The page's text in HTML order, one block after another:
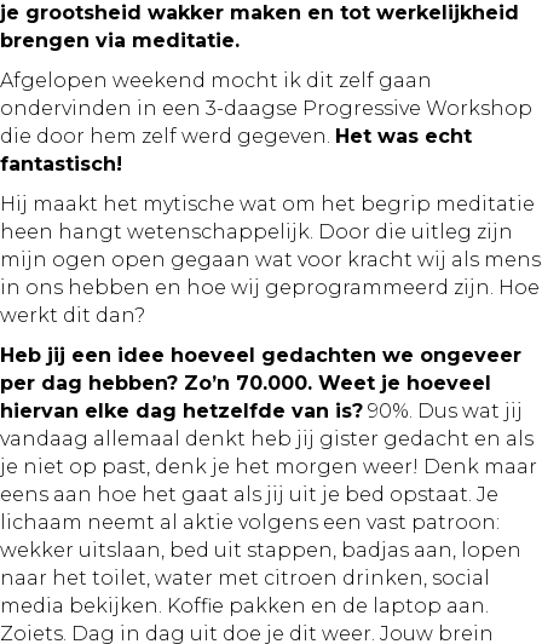
je grootsheid wakker maken en tot werkelijkheid
brengen via meditatie.
Afgelopen weekend mocht ik dit zelf gaan
ondervinden in een 3-daagse Progressive Workshop
die door hem zelf werd gegeven. Het was echt
fantastisch!
Hij maakt het mytische wat om het begrip meditatie
heen hangt wetenschappelijk. Door die uitleg zijn
mijn ogen open gegaan wat voor kracht wij als mens
in ons hebben en hoe wij geprogrammeerd zijn. Hoe
werkt dit dan?
Heb jij een idee hoeveel gedachten we ongeveer
per dag hebben? Zo’n 70.000. Weet je hoeveel
hiervan elke dag hetzelfde van is? 90%. Dus wat jij
vandaag allemaal denkt heb jij gister gedacht en als
je niet op past, denk je het morgen weer! Denk maar
eens aan hoe het gaat als jij uit je bed opstaat. Je
lichaam neemt al aktie volgens een vast patroon:
wekker uitslaan, bed uit stappen, badjas aan, lopen
naar het toilet, water met citroen drinken, social
media bekijken. Koffie pakken en de laptop aan.
Zoiets. Dag in dag uit doe je dit weer. Jouw brein